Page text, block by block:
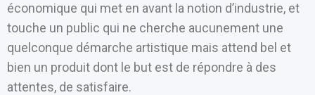
économique qui met en avant la notion d’industrie, et
touche un public qui ne cherche aucunement une
quelconque démarche artistique mais attend bel et
bien un produit dont le but est de répondre à des
attentes, de satisfaire.